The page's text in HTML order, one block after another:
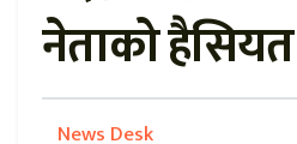
नेताको हैसियत
News Desk